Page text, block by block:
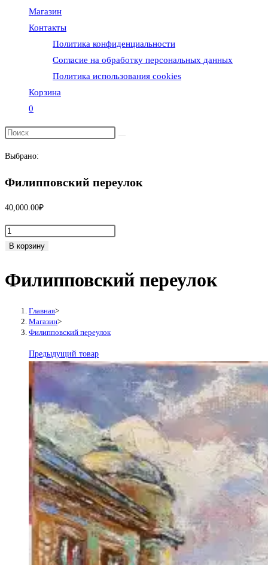
Магазин
Контакты
Политика конфиденциальности
Согласие на обработку персональных данных
Политика использования cookies
Корзина
0
поиск
по
сайту
Выбрано:
Филипповский переулок
40,000.00₽
Количество
товара
переулок
В корзину
Филипповский переулок
Главная>
Магазин>
Филипповский переулок
Предыдущий товар